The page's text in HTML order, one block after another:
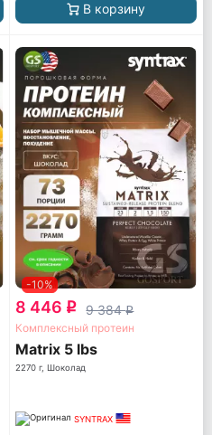
В корзину
-10%
8 446 q 9 384q
Комплексный протеин
Matrix 5 lbs
2270 г, Шоколад
SYNTRAX